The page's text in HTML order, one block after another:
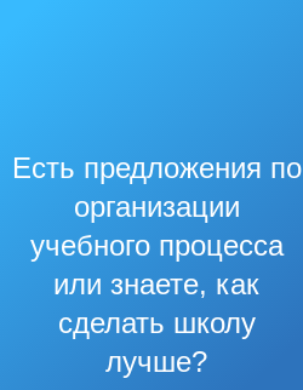
Есть предложения по
организации
учебного процесса
или знаете, как
сделать школу
лучше?